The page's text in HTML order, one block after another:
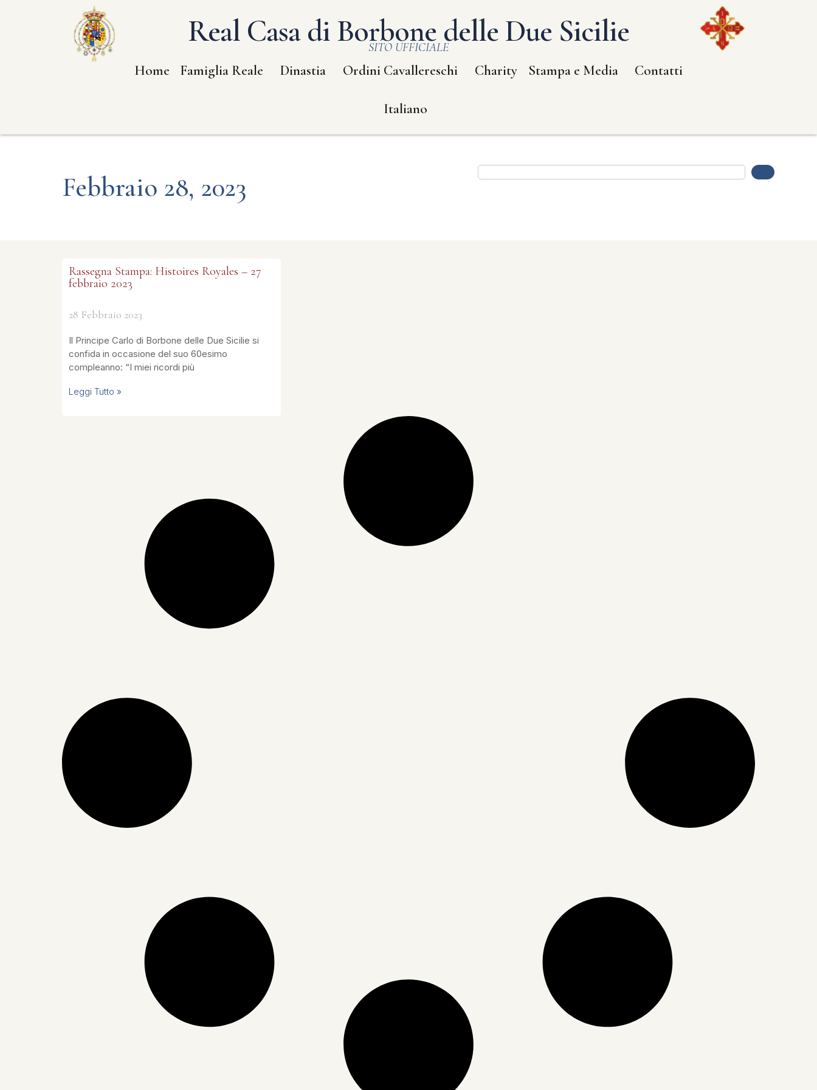
Real Casa di Borbone delle Due Sicilie
SITO UFFICIALE
Home Famiglia Reale Dinastia Ordini Cavallereschi Charity Stampa e Media Contatti
Italiano
Febbraio 28, 2023
Rassegna Stampa: Histoires Royales – 27
febbraio 2023
28 Febbraio 2023
Il Principe Carlo di Borbone delle Due Sicilie si
confida in occasione del suo 60esimo
compleanno: “I miei ricordi più
Leggi Tutto »